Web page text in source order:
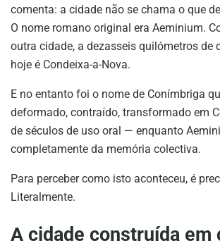
comenta: a cidade não se chama o que
O nome romano original era Aeminium.
outra cidade, a dezasseis quilómetros de
hoje é Condeixa-a-Nova.
E no entanto foi o nome de Conímbriga
deformado, contraído, transformado em
de séculos de uso oral — enquanto
completamente da memória colectiva.
Para perceber como isto aconteceu, é
Literalmente.
A cidade construída em